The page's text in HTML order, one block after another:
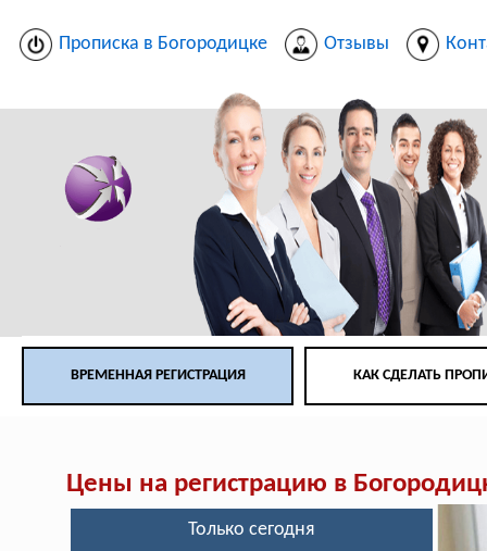
Прописка в Богородицке Отзывы
ВРЕМЕННАЯ РЕГИСТРАЦИЯ КАК СДЕЛАТЬ
Цены на регистрацию в
Только сегодня